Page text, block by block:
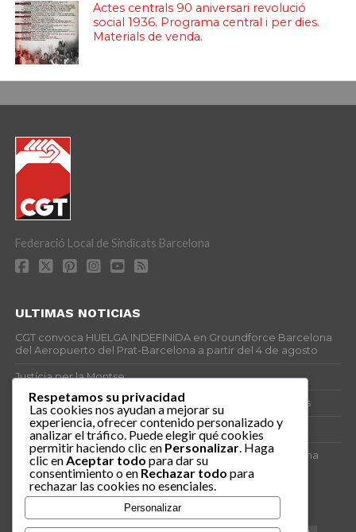
Actes centrals 90 aniversari revolució
social 1936. Programa central i per dies.
Materials de venda.
Federació Local de Sindicats Barcelona
ULTIMAS NOTICIAS
CGT convoca HUELGA INDEFINIDA en Groundforce Barcelona
del Aeropuerto del Prat-Barcelona a partir del 4 de agosto
Justícia per la Montse
25J – Día Mundial para la Prevención de los Ahogamientos
ERE encubierto en H&M Concentrix
Actes centrals 90 aniversari revolució social 1936. Programa
central i per dies. Materials de venda.
Respetamos su privacidad
Las cookies nos ayudan a mejorar su
experiencia, ofrecer contenido personalizado y
analizar el tráfico. Puede elegir qué cookies
permitir haciendo clic en Personalizar . Haga
clic en Aceptar todo para dar su
consentimiento o en Rechazar todo para
rechazar las cookies no esenciales.
Personalizar